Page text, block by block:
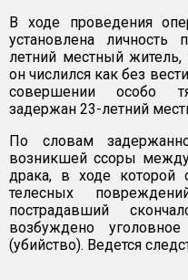
В ходе проведения
установлена
летний местный житель,
он числился как без
совершении особо
задержан 23-летний
По словам
возникшей ссоры
драка, в ходе которой
телесных
пострадавший
возбуждено
(убийство). Ведется